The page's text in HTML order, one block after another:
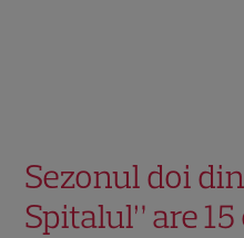
Sezonul doi
Spitalul” are